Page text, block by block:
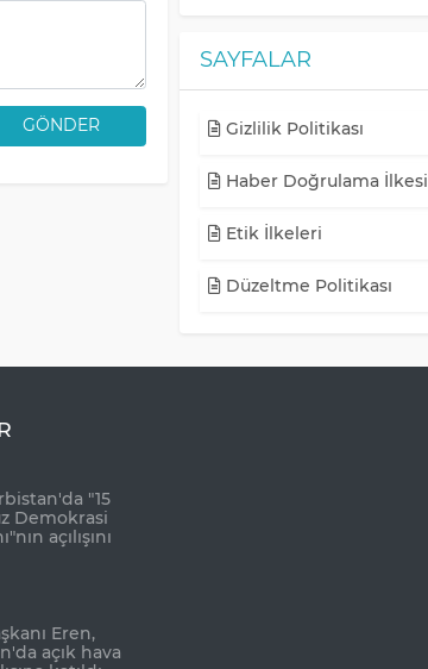
GÖNDER
SAYFALAR
Gizlilik Politikası
Haber Doğrulama İlkesi
Etik İlkeleri
Düzeltme Politikası
"15
Demokrasi
açılışını
Eren,
açık hava